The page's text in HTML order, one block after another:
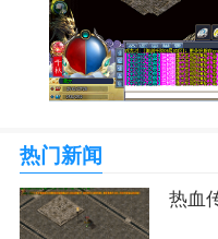
热门新闻
热血